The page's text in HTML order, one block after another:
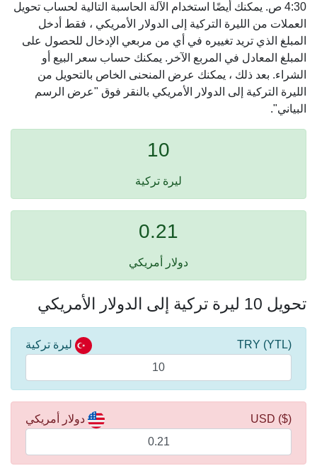
4:30 ص. يمكنك أيضًا استخدام الآلة الحاسبة التالية لحساب تحويل
العملات من الليرة التركية إلى الدولار الأمريكي ، فقط أدخل
المبلغ الذي تريد تغييره في أي من مربعي الإدخال للحصول على
المبلغ المعادل في المربع الآخر. يمكنك حساب سعر البيع أو
الشراء. بعد ذلك ، يمكنك عرض المنحنى الخاص بالتحويل من
الليرة التركية إلى الدولار الأمريكي بالنقر فوق "عرض الرسم
البياني".
10
ليرة تركية
0.21
دولار أمريكي
تحويل 10 ليرة تركية إلى الدولار الأمريكي
ليرة تركية (YTL) TRY
دولار أمريكي ($) USD